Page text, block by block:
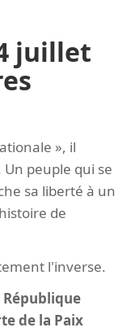
juillet
», il
Un peuple qui se
sa liberté à un
de
l'inverse.
de la Paix